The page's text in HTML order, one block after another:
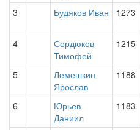
3 Будяков Иван 1273
4
Сердюков
Тимофей
1215
5
Лемешкин
Ярослав
1188
6
Юрьев
Даниил
1183